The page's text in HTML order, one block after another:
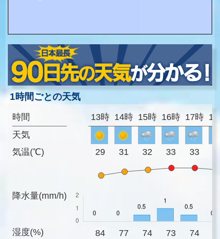
1時間ごとの天気
時間
天気
気温(℃)
降水量(mm/h)
湿度(%)
13時 14時 15時 16時 17時
29 31 32 33 33
84 77 74 73 74